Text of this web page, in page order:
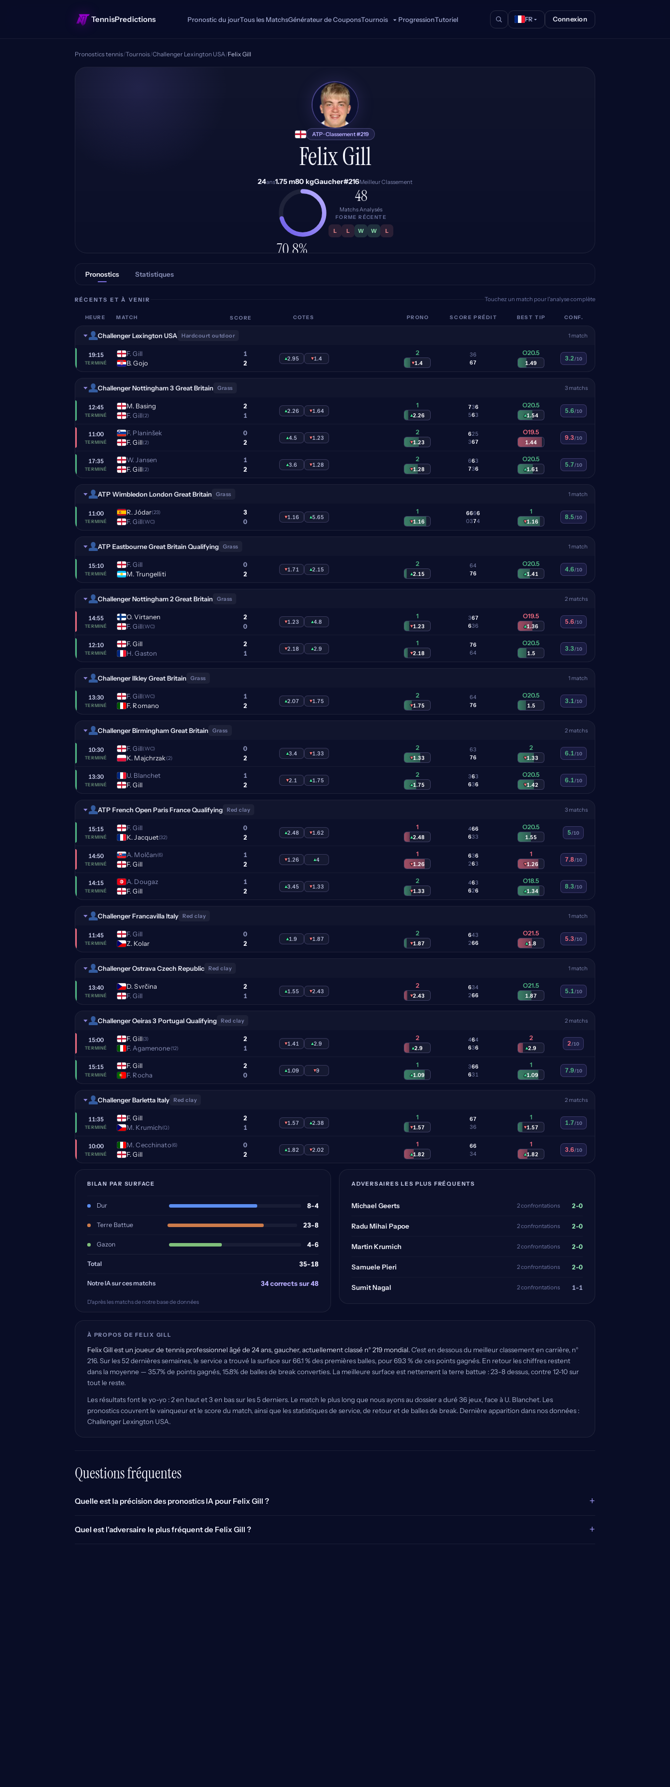
TennisPredictions Pronostic du jourTous les MatchsGénérateur de CouponsTournois ProgressionTutoriel FR Connexion
Pronostics tennis/Tournois/Challenger Lexington USA/Felix Gill
FG
ATP · Classement #219
Felix Gill
24ans1.75 m80 kgGaucher#216Meilleur Classement
70.8%
48
Matchs Analysés
FORME RÉCENTE
L L W W L
Pronostics Statistiques
RÉCENTS ET À VENIR Touchez un match pour l'analyse complète
HEURE MATCH SCORE COTES PRONO SCORE PRÉDIT BEST TIP CONF.
Challenger Lexington USA Hardcourt outdoor 1 match
19:15
TERMINÉ
F. Gill
B. Gojo
1
2
▴2.95 ▾1.4
2
▾1.4
3
6
6
7
O20.5
1.49
3.2/10
Challenger Nottingham 3 Great Britain Grass 3 matchs
12:45
TERMINÉ
M. Basing
F. Gill(2)
2
1
▴2.26 ▾1.64
1
▴2.26
7
5
3
6
6
3
O20.5
▴1.54
5.6/10
11:00
TERMINÉ
F. Planinšek
F. Gill(2)
0
2
▴4.5 ▾1.23
2
▾1.23
6
3
2
6
5
7
O19.5
1.44
9.3/10
17:35
TERMINÉ
W. Jansen
F. Gill(2)
1
2
▴3.6 ▾1.28
2
▾1.28
6
7
6
3
3
6
O20.5
▴1.61
5.7/10
ATP Wimbledon London Great Britain Grass 1 match
11:00
TERMINÉ
R. Jódar(23)
F. Gill(WC)
3
0
▾1.16 ▴5.65
1
▾1.16
6
0
6
3
6
7
6
4
1
▾1.16
8.5/10
ATP Eastbourne Great Britain Qualifying Grass 1 match
15:10
TERMINÉ
F. Gill
M. Trungelliti
0
2
▾1.71 ▴2.15
2
▴2.15
6
7
4
6
O20.5
▴1.41
4.6/10
Challenger Nottingham 2 Great Britain Grass 2 matchs
14:55
TERMINÉ
O. Virtanen
F. Gill(WC)
2
0
▾1.23 ▴4.8
1
▾1.23
3
6
6
3
7
6
O19.5
▴1.36
5.6/10
12:10
TERMINÉ
F. Gill
H. Gaston
2
1
▾2.18 ▴2.9
1
▾2.18
7
6
6
4
O20.5
1.5
3.3/10
Challenger Ilkley Great Britain Grass 1 match
13:30
TERMINÉ
F. Gill(WC)
F. Romano
1
2
▴2.07 ▾1.75
2
▾1.75
6
7
4
6
O20.5
1.5
3.1/10
Challenger Birmingham Great Britain Grass 2 matchs
10:30
TERMINÉ
F. Gill(WC)
K. Majchrzak(2)
0
2
▴3.4 ▾1.33
2
▾1.33
6
7
3
6
2
▾1.33
6.1/10
13:30
TERMINÉ
U. Blanchet
F. Gill
1
2
▾2.1 ▴1.75
2
▴1.75
3
6
6
3
3
6
O20.5
▾1.42
6.1/10
ATP French Open Paris France Qualifying Red clay 3 matchs
15:15
TERMINÉ
F. Gill
K. Jacquet(32)
0
2
▴2.48 ▾1.62
1
▴2.48
4
6
6
3
6
3
O20.5
1.55
5/10
14:50
TERMINÉ
A. Molčan(6)
F. Gill
1
2
▾1.26 ▴4
1
▾1.26
6
2
3
6
6
3
1
▾1.26
7.8/10
14:15
TERMINÉ
A. Dougaz
F. Gill
1
2
▴3.45 ▾1.33
2
▾1.33
4
6
6
2
3
6
O18.5
▴1.34
8.3/10
Challenger Francavilla Italy Red clay 1 match
11:45
TERMINÉ
F. Gill
Z. Kolar
0
2
▴1.9 ▾1.87
2
▾1.87
6
2
4
6
3
6
O21.5
▴1.8
5.3/10
Challenger Ostrava Czech Republic Red clay 1 match
13:40
TERMINÉ
D. Svrčina
F. Gill
2
1
▴1.55 ▾2.43
2
▾2.43
6
2
3
6
4
6
O21.5
1.87
5.1/10
Challenger Oeiras 3 Portugal Qualifying Red clay 2 matchs
15:00
TERMINÉ
F. Gill(3)
F. Agamenone(12)
2
1
▾1.41 ▴2.9
2
▴2.9
4
6
6
3
4
6
2
▴2.9
2/10
15:15
TERMINÉ
F. Gill
F. Rocha
2
0
▴1.09 ▾9
1
▴1.09
3
6
6
3
6
1
1
▴1.09
7.9/10
Challenger Barletta Italy Red clay 2 matchs
11:35
TERMINÉ
F. Gill
M. Krumich(Q)
2
1
▾1.57 ▴2.38
1
▾1.57
6
3
7
6
1
▾1.57
1.7/10
10:00
TERMINÉ
M. Cecchinato(6)
F. Gill
0
2
▴1.82 ▾2.02
1
▴1.82
6
3
6
4
1
▴1.82
3.6/10
BILAN PAR SURFACE
Dur 8-4
Terre Battue 23-8
Gazon 4-6
Total 35-18
Notre IA sur ces matchs 34 corrects sur 48
D'après les matchs de notre base de données
ADVERSAIRES LES PLUS FRÉQUENTS
Michael Geerts 2 confrontations 2-0
Radu Mihai Papoe 2 confrontations 2-0
Martin Krumich 2 confrontations 2-0
Samuele Pieri 2 confrontations 2-0
Sumit Nagal 2 confrontations 1-1
À PROPOS DE FELIX GILL
Felix Gill est un joueur de tennis professionnel âgé de 24 ans, gaucher, actuellement classé n° 219 mondial.C'est en dessous du meilleur classement en carrière, n°
216. Sur les 52 dernières semaines, le service a trouvé la surface sur 66.1 % des premières balles, pour 69.3 % de ces points gagnés. En retour les chiffres restent
dans la moyenne — 35.7% de points gagnés, 15.8% de balles de break converties. La meilleure surface est nettement la terre battue : 23-8 dessus, contre 12-10 sur
tout le reste.
Les résultats font le yo-yo : 2 en haut et 3 en bas sur les 5 derniers. Le match le plus long que nous ayons au dossier a duré 36 jeux, face à U. Blanchet. Les
pronostics couvrent le vainqueur et le score du match, ainsi que les statistiques de service, de retour et de balles de break. Dernière apparition dans nos données :
Challenger Lexington USA.
Questions fréquentes
Quelle est la précision des pronostics IA pour Felix Gill ? +
Quel est l'adversaire le plus fréquent de Felix Gill ? +